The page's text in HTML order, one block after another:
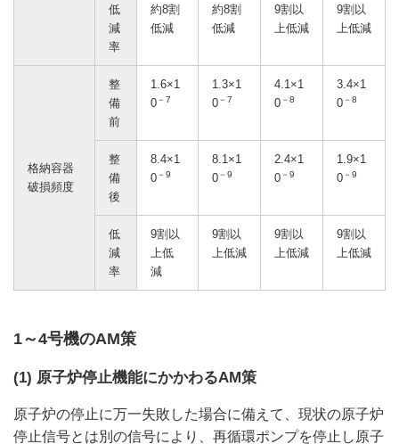
低
減
率
約8割
低減
約8割
低減
9割以
上低減
9割以
上低減
格納容器
破損頻度
整
備
前
1.6×1
0 －7
1.3×1
0 －7
4.1×1
0 －8
3.4×1
0 －8
整
備
後
8.4×1
0 －9
8.1×1
0 －9
2.4×1
0 －9
1.9×1
0 －9
低
減
率
9割以
上低
減
9割以
上低減
9割以
上低減
9割以
上低減
1～4号機のAM策
(1) 原子炉停止機能にかかわるAM策
原子炉の停止に万一失敗した場合に備えて、現状の原子炉
停止信号とは別の信号により、再循環ポンプを停止し原子